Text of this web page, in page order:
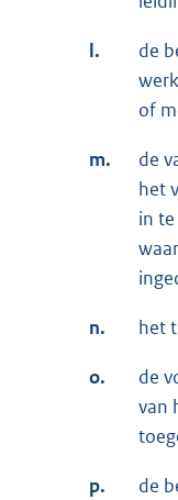
l.
de
of
m.
de
het
in
n. het
o.
de
van
p.
de